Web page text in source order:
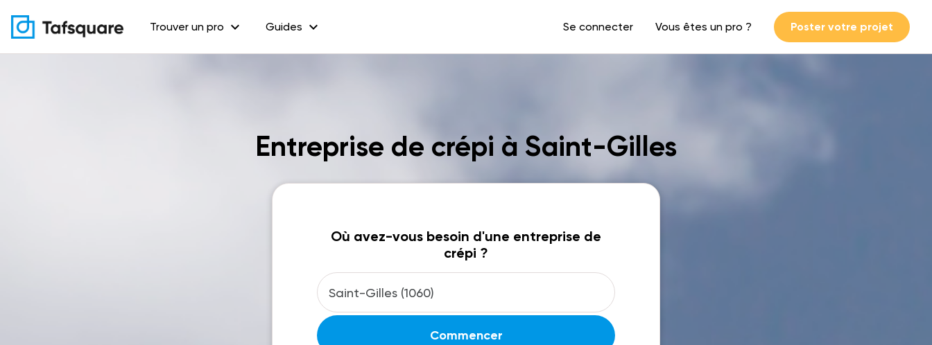
Trouver un pro expand_more Guides expand_more Se connecter Vous êtes un pro ? Poster votre projet
Entreprise de crépi à Saint-Gilles
Où avez-vous besoin d'une entreprise de
crépi ?
Commencer